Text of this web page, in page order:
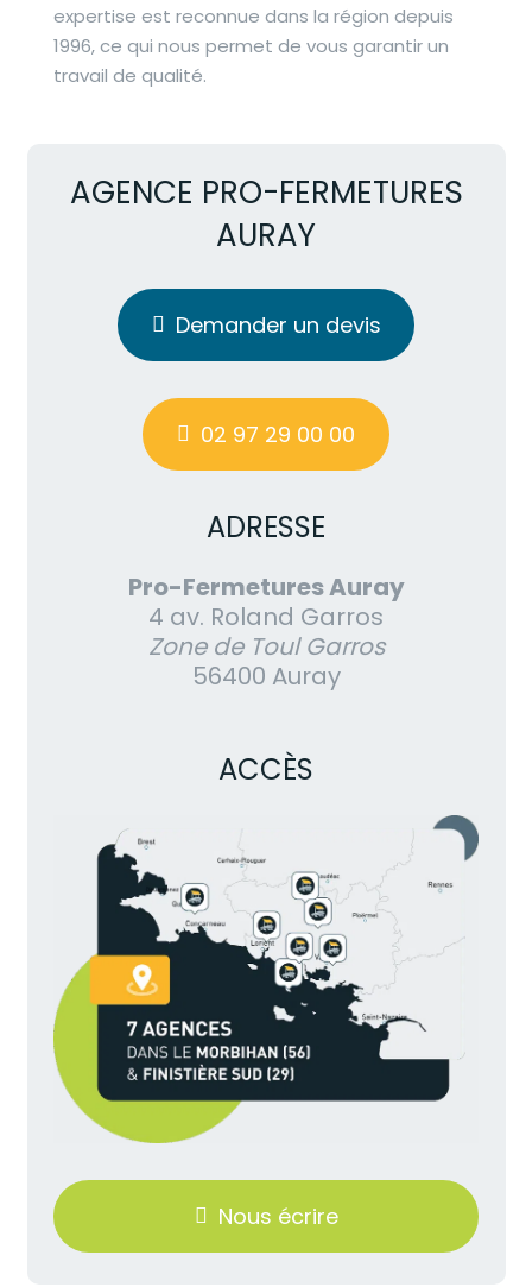
expertise est reconnue dans la région depuis
1996, ce qui nous permet de vous garantir un
travail de qualité.
AGENCE PRO-FERMETURES
AURAY
Demander un devis
02 97 29 00 00
ADRESSE
Pro-Fermetures Auray
4 av. Roland Garros
Zone de Toul Garros
56400 Auray
ACCÈS
Nous écrire